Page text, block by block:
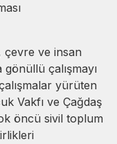
çevre ve insan
çalışmayı
yürüten
Vakfı ve Çağdaş
öncü sivil toplum